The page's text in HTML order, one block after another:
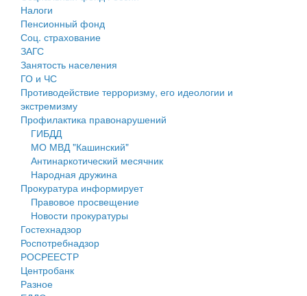
Противодействие коррупции
Контрольно-счетная палата
Персональные данные
Оценка регулирующего воздействия
Деятельность МУ
Нормативы градостроительного проектирования
Правила землепользования и застройки
Генеральные планы
Проекты планировки территории
Собрание депутатов
Городское поселение
Налоги
Пенсионный фонд
Соц. страхование
ЗАГС
Занятость населения
ГО и ЧС
Противодействие терроризму, его идеологии и
экстремизму
Профилактика правонарушений
ГИБДД
МО МВД "Кашинский"
Антинаркотический месячник
Народная дружина
Прокуратура информирует
Правовое просвещение
Новости прокуратуры
Гостехнадзор
Роспотребнадзор
РОСРЕЕСТР
Центробанк
Разное